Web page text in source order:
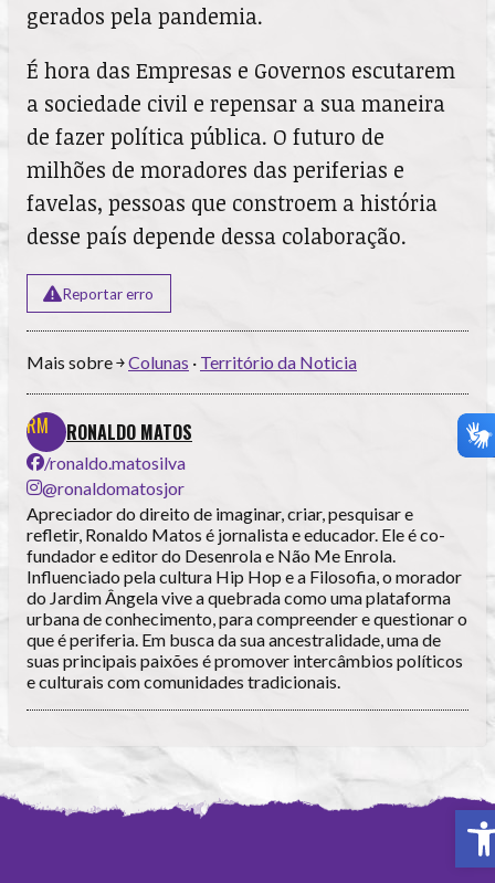
gerados pela pandemia.
É hora das Empresas e Governos escutarem
a sociedade civil e repensar a sua maneira
de fazer política pública. O futuro de
milhões de moradores das periferias e
favelas, pessoas que constroem a história
desse país depende dessa colaboração.
Reportar erro
Mais sobre ￫Colunas · Território da Noticia
RONALDO MATOS
/ronaldo.matosilva
@ronaldomatosjor
Apreciador do direito de imaginar, criar, pesquisar e
refletir, Ronaldo Matos é jornalista e educador. Ele é co-
fundador e editor do Desenrola e Não Me Enrola.
Influenciado pela cultura Hip Hop e a Filosofia, o morador
do Jardim Ângela vive a quebrada como uma plataforma
urbana de conhecimento, para compreender e questionar o
que é periferia. Em busca da sua ancestralidade, uma de
suas principais paixões é promover intercâmbios políticos
e culturais com comunidades tradicionais.